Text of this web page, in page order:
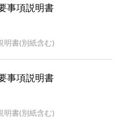
事項説明書
明書(別紙含む)
事項説明書
明書(別紙含む)